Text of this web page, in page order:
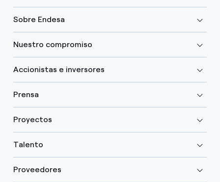
Sobre Endesa
Nuestro compromiso
Accionistas e inversores
Prensa
Proyectos
Talento
Proveedores